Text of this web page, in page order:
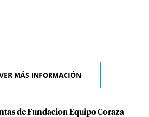
VER MÁS INFORMACIÓN
de Fundacion Equipo Coraza